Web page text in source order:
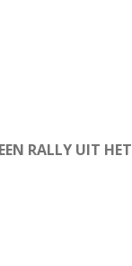
RALLY UIT HET